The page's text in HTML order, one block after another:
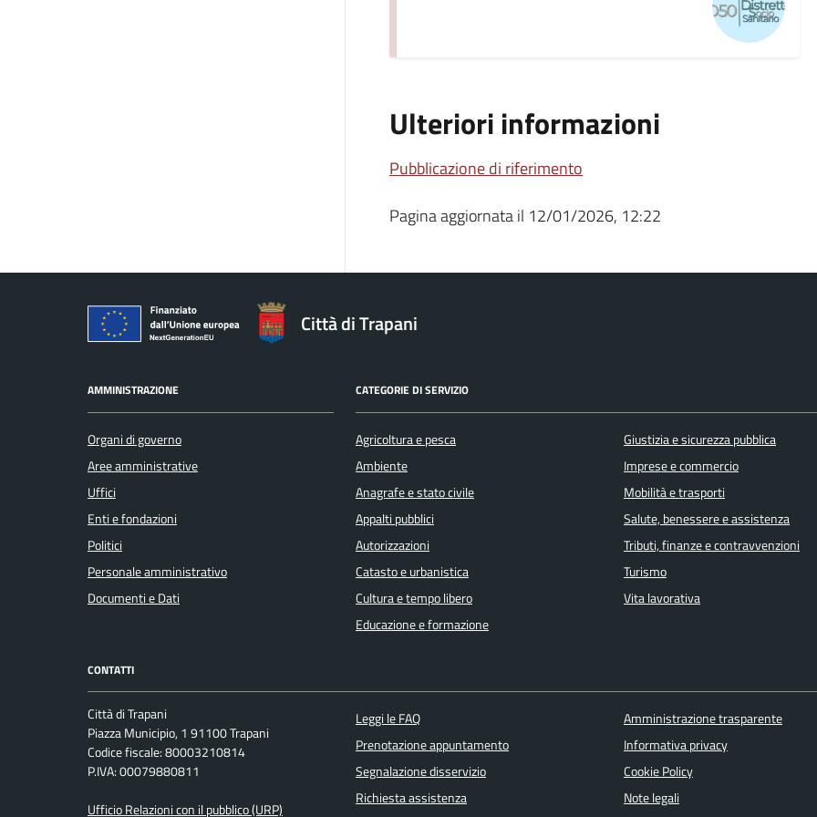
Ulteriori informazioni
Pubblicazione di riferimento
Pagina aggiornata il 12/01/2026, 12:22
Città di Trapani
AMMINISTRAZIONE
Organi di governo
Aree amministrative
Uffici
Enti e fondazioni
Politici
Personale amministrativo
Documenti e Dati
CATEGORIE DI SERVIZIO
Agricoltura e pesca
Ambiente
Anagrafe e stato civile
Appalti pubblici
Autorizzazioni
Catasto e urbanistica
Cultura e tempo libero
Educazione e formazione
Giustizia e sicurezza pubblica
Imprese e commercio
Mobilità e trasporti
Salute, benessere e assistenza
Tributi, finanze e contravvenzioni
Turismo
Vita lavorativa
CONTATTI
Città di Trapani
Piazza Municipio, 1 91100 Trapani
Codice fiscale: 80003210814
P.IVA: 00079880811
Ufficio Relazioni con il pubblico (URP)
Leggi le FAQ
Prenotazione appuntamento
Segnalazione disservizio
Richiesta assistenza
Amministrazione trasparente
Informativa privacy
Cookie Policy
Note legali